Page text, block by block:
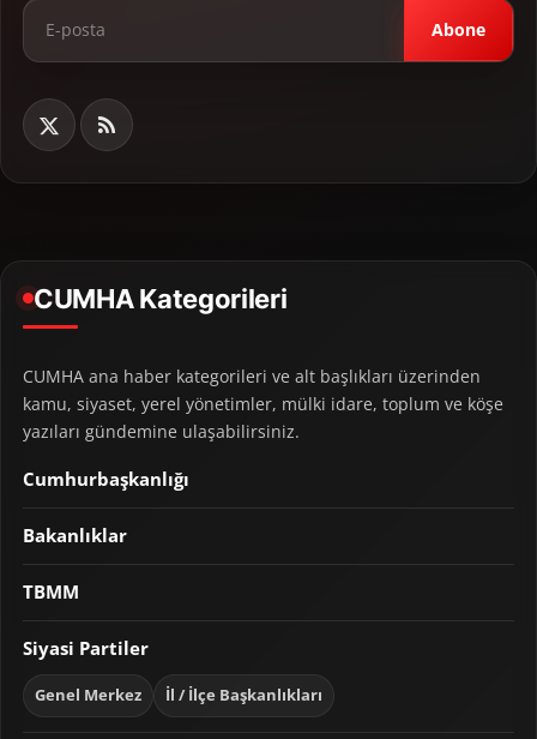
Abone
CUMHA Kategorileri
CUMHA ana haber kategorileri ve alt başlıkları üzerinden
kamu, siyaset, yerel yönetimler, mülki idare, toplum ve köşe
yazıları gündemine ulaşabilirsiniz.
Cumhurbaşkanlığı
Bakanlıklar
TBMM
Siyasi Partiler
Genel Merkez İl / İlçe Başkanlıkları